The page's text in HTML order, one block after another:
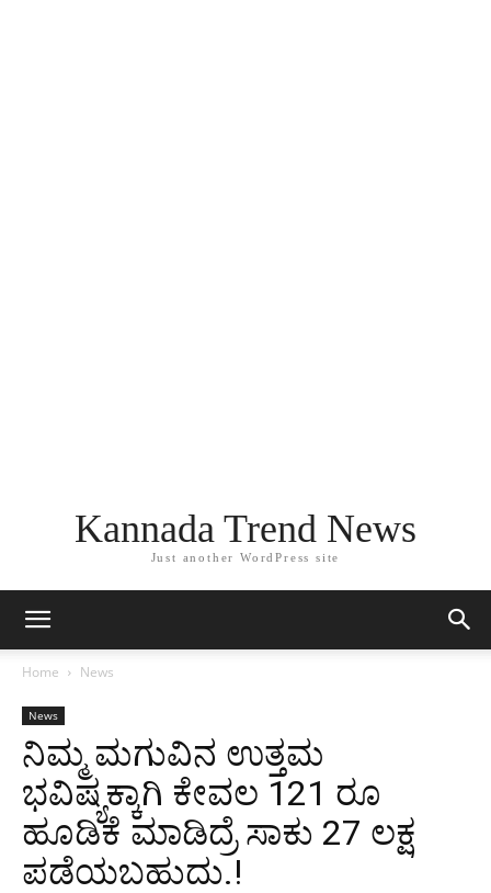
Kannada Trend News
Just another WordPress site
Home News
News
ನಿಮ್ಮ ಮಗುವಿನ ಉತ್ತಮ
ಭವಿಷ್ಯಕ್ಕಾಗಿ ಕೇವಲ 121 ರೂ
ಹೂಡಿಕೆ ಮಾಡಿದ್ರೆ ಸಾಕು 27 ಲಕ್ಷ
ಪಡೆಯಬಹುದು.!